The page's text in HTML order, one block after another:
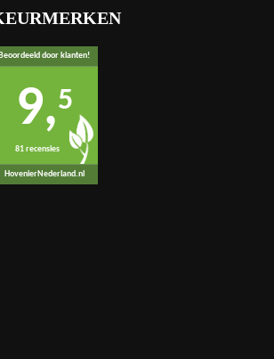
Beoordeeld door klanten!
9,5
81 recensies
HovenierNederland.nl